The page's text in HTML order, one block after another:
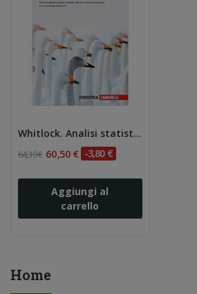
Home
Whitlock. Analisi statistica dei dati biologici 2e
64,30 € 60,50 € -3,80 €
Aggiungi al
carrello